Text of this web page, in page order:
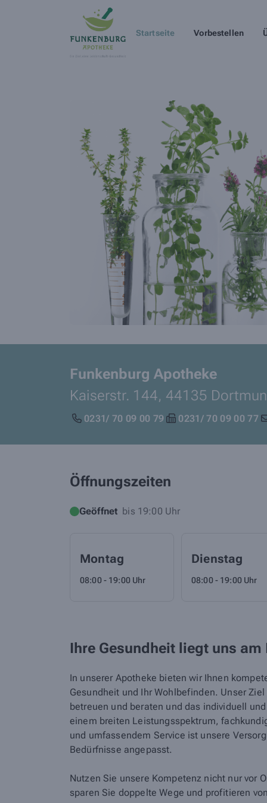
Startseite Vorbestellen
Funkenburg Apotheke
Kaiserstr. 144, 44135
0231/ 70 09 00 79 0231/ 70 09 00 77
Öffnungszeiten
Geöffnet bis 19:00 Uhr
Montag
08:00 - 19:00 Uhr
Dienstag
08:00 - 19:00 Uhr
Ihre Gesundheit liegt uns am
In unserer Apotheke bieten wir Ihnen
Gesundheit und Ihr Wohlbefinden. Unser
betreuen und beraten und das individuell
einem breiten Leistungsspektrum,
und umfassendem Service ist unsere
Bedürfnisse angepasst.
Nutzen Sie unsere Kompetenz nicht nur vor
sparen Sie doppelte Wege und profitieren